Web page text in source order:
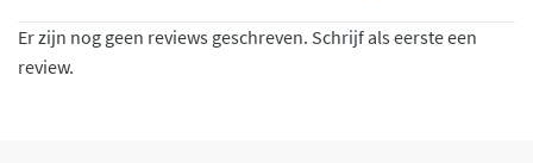
Er zijn nog geen reviews geschreven. Schrijf als eerste een
review.